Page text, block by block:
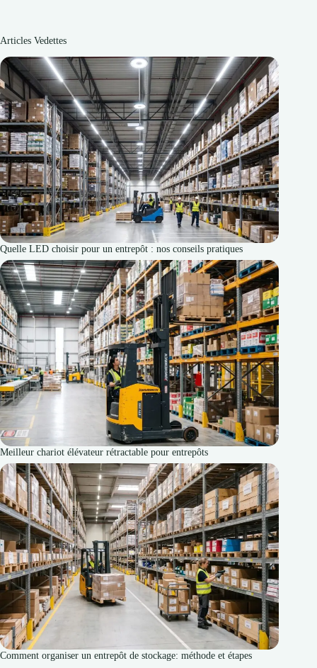
Articles Vedettes
Quelle LED choisir pour un entrepôt : nos conseils pratiques
Meilleur chariot élévateur rétractable pour entrepôts
Comment organiser un entrepôt de stockage: méthode et étapes